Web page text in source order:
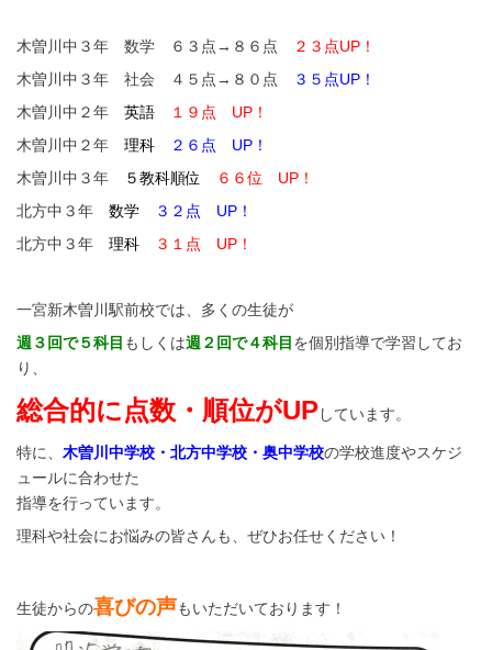
木曽川中３年 数学 ６３点→８６点
２３点UP！
木曽川中３年 社会 ４５点→８０点
３５点UP！
木曽川中２年 英語
１９点 UP！
木曽川中２年 理科
２６点 UP！
木曽川中３年
５教科順位
６６位 UP！
北方中３年 数学
３２点 UP！
北方中３年 理科 ３１点 UP！
一宮新木曽川駅前校では、多くの生徒が
週３回で５科目 もしくは週２回で４科目 を個別指導で学習してお
り、
総合的に点数・順位がUPしています。
特に、 木曽川中学校・北方中学校・奥中学校の学校進度やスケジ
ュールに合わせた
指導を行っています。
理科や社会にお悩みの皆さんも、ぜひお任せください！
生徒からの喜びの声もいただいております！